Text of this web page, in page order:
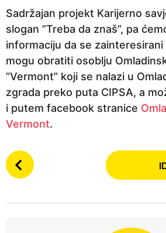
Sadržajan projekt Karijerno
slogan ”Treba da znaš”, pa
informaciju da se
mogu obratiti osoblju
”Vermont” koji se nalazi u
zgrada preko puta CIPSA, a
i putem facebook stranice
Vermont.
P
o